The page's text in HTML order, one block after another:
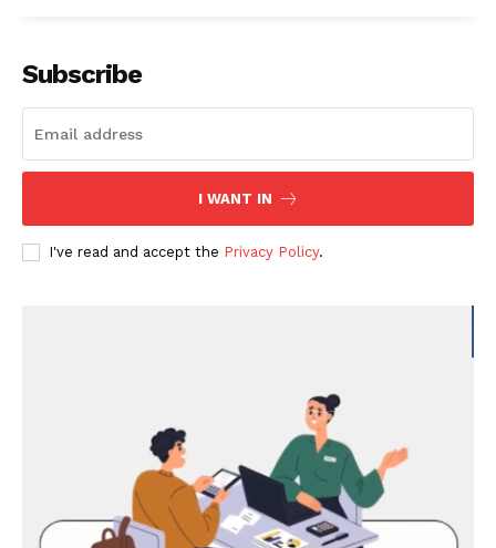
Subscribe
I WANT IN
I've read and accept the Privacy Policy.